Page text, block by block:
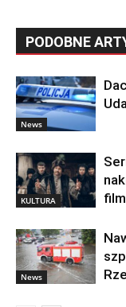
PODOBNE
News
KULTURA
News